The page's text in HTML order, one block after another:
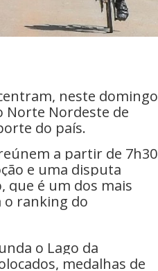
neste domingo
Norte Nordeste de
do país.
a partir de 7h30
e uma disputa
que é um dos mais
o ranking do
o Lago da
medalhas de